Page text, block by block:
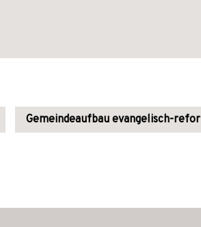
Gemeindeaufbau evangelisch-